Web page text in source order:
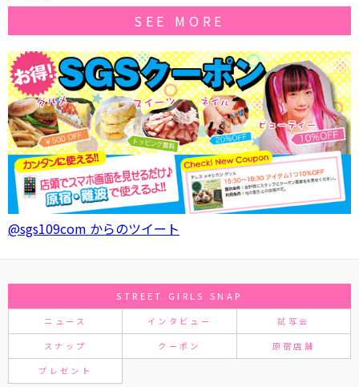
SEE MORE
@sgs109com からのツイート
STREET GIRLS SNAP
ニュース インタビュー 試写会
スナップ クーポン 原宿店舗
プレゼント